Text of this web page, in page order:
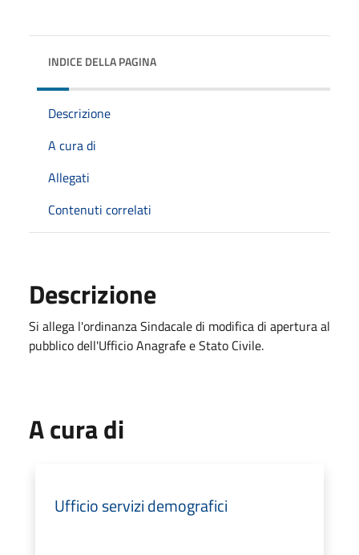
INDICE DELLA PAGINA
Descrizione
A cura di
Allegati
Contenuti correlati
Descrizione
Si allega l'ordinanza Sindacale di modifica di apertura al
pubblico dell'Ufficio Anagrafe e Stato Civile.
A cura di
Ufficio servizi demografici